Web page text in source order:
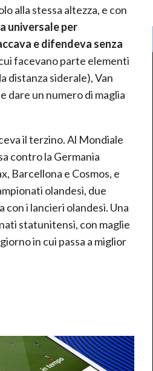
alla stessa altezza, e con
universale per
e difendeva senza
facevano parte elementi
distanza siderale), Van
dare un numero di maglia
il terzino. Al Mondiale
contro la Germania
Barcellona e Cosmos, e
olandesi, due
i lancieri olandesi. Una
statunitensi, con maglie
in cui passa a miglior